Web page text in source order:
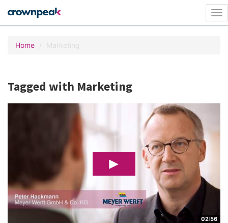
Home Marketing
Tagged with Marketing
02:56